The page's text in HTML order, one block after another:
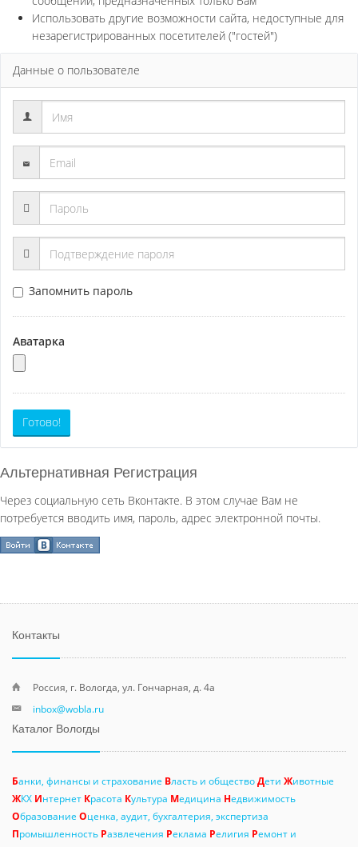
Использовать другие возможности сайта, недоступные для
незарегистрированных посетителей ("гостей")
Данные о пользователе
Запомнить пароль
Аватарка
Готово!
Альтернативная Регистрация
Через социальную сеть Вконтакте. В этом случае Вам не
потребуется вводить имя, пароль, адрес электронной почты.
Контакты
Россия, г. Вологда, ул. Гончарная, д. 4а
inbox@wobla.ru
Каталог Вологды
Банки, финансы и страхование Власть и обществоДети Животные
ЖКХ Интернет Красота Культура Медицина Недвижимость
Образование Оценка, аудит, бухгалтерия, экспертиза
Промышленность Развлечения Реклама Религия Ремонт и